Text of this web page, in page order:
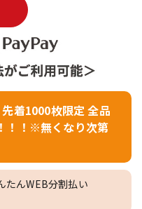
着1000枚限定 全品
！！※無くなり次第
たんWEB分割払い